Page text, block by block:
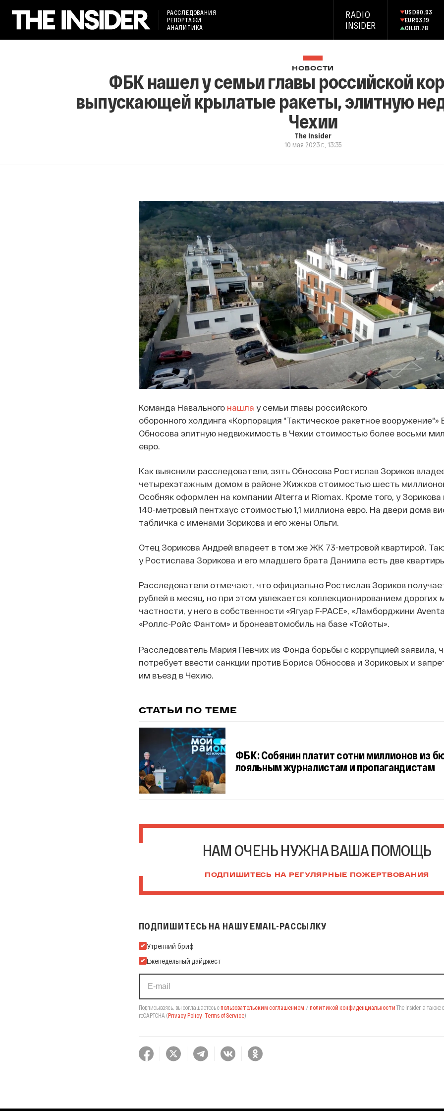
РАССЛЕДОВАНИЯ
РЕПОРТАЖИ
АНАЛИТИКА
RADIO
INSIDER
USD80.93
EUR93.19
OIL81.78
НОВОСТИ
ФБК нашел у семьи главы российской
выпускающей крылатые ракеты, элитную
Чехии
The Insider
10 мая 2023 г., 13:35
Команда Навального нашла у семьи главы российского
оборонного холдинга «Корпорация “Тактическое ракетное вооружение“»
Обносова элитную недвижимость в Чехии стоимостью более восьми
евро.
Как выяснили расследователи, зять Обносова Ростислав Зориков
четырехэтажным домом в районе Жижков стоимостью шесть
Особняк оформлен на компании Alterra и Riomax. Кроме того, у Зорикова
140-метровый пентхаус стоимостью 1,1 миллиона евро. На двери дома
табличка с именами Зорикова и его жены Ольги.
Отец Зорикова Андрей владеет в том же ЖК 73-метровой квартирой.
у Ростислава Зорикова и его младшего брата Даниила есть две
Расследователи отмечают, что официально Ростислав Зориков
рублей в месяц, но при этом увлекается коллекционированием дорогих
частности, у него в собственности «Ягуар F-PACE», «Ламборджини
«Роллс-Ройс Фантом» и бронеавтомобиль на базе «Тойоты».
Расследователь Мария Певчих из Фонда борьбы с коррупцией заявила,
потребует ввести санкции против Бориса Обносова и Зориковых и
им въезд в Чехию.
СТАТЬИ ПО ТЕМЕ
ФБК: Собянин платит сотни миллионов из
лояльным журналистам и пропагандистам
НАМ ОЧЕНЬ НУЖНА ВАША ПОМОЩЬ
ПОДПИШИТЕСЬ НА РЕГУЛЯРНЫЕ ПОЖЕРТВОВАНИЯ
ПОДПИШИТЕСЬ НА НАШУ EMAIL-РАССЫЛКУ
Подпишитесь на нашу Email-рассылку
Утренний бриф
Еженедельный дайджест
Подписываясь, вы соглашаетесь спользовательским соглашением и политикой конфиденциальности The Insider, а также
reCAPTCHA (Privacy Policy, Terms of Service).